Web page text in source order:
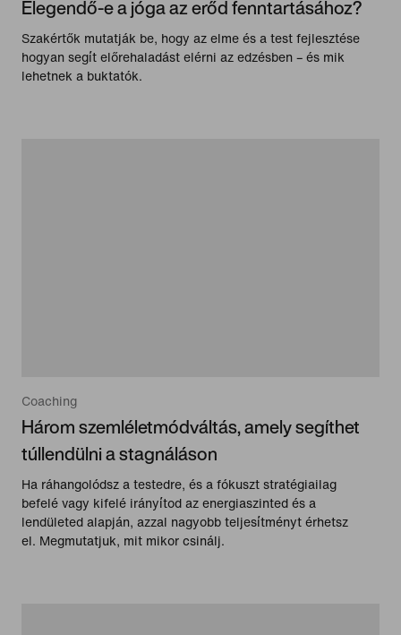
Elegendő-e a jóga az erőd fenntartásához?
Szakértők mutatják be, hogy az elme és a test fejlesztése
hogyan segít előrehaladást elérni az edzésben – és mik
lehetnek a buktatók.
Coaching
Három szemléletmódváltás, amely segíthet
túllendülni a stagnáláson
Ha ráhangolódsz a testedre, és a fókuszt stratégiailag
befelé vagy kifelé irányítod az energiaszinted és a
lendületed alapján, azzal nagyobb teljesítményt érhetsz
el. Megmutatjuk, mit mikor csinálj.